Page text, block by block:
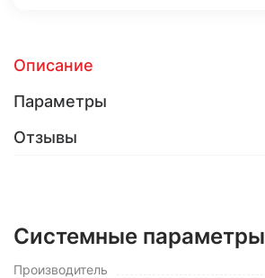
Описание
Параметры
Отзывы
Системные параметры
Производитель